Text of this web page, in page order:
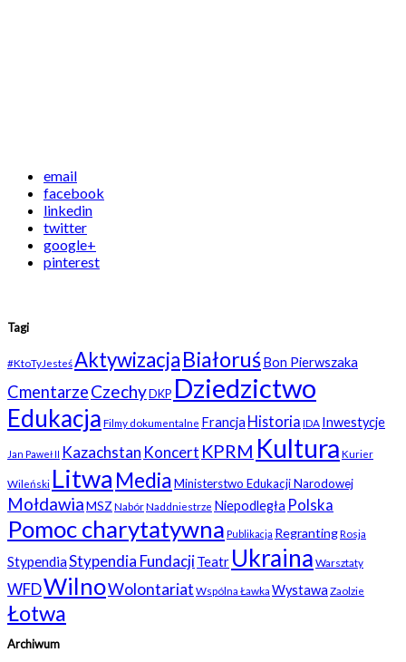
email
facebook
linkedin
twitter
google+
pinterest
Tagi
#KtoTyJesteśAktywizacjaBiałoruśBon Pierwszaka
CmentarzeCzechyDKP Dziedzictwo
Edukacja Filmy dokumentalne Francja Historia IDA Inwestycje
Jan Paweł II Kazachstan Koncert KPRM Kultura Kurier
Wileński Litwa MediaMinisterstwo Edukacji Narodowej
MołdawiaMSZ NabórNaddniestrze Niepodległa Polska
Pomoc charytatywna Publikacja RegrantingRosja
StypendiaStypendia FundacjiTeatr Ukraina Warsztaty
WFDWilnoWolontariat Wspólna Ławka Wystawa Zaolzie
Łotwa
Archiwum